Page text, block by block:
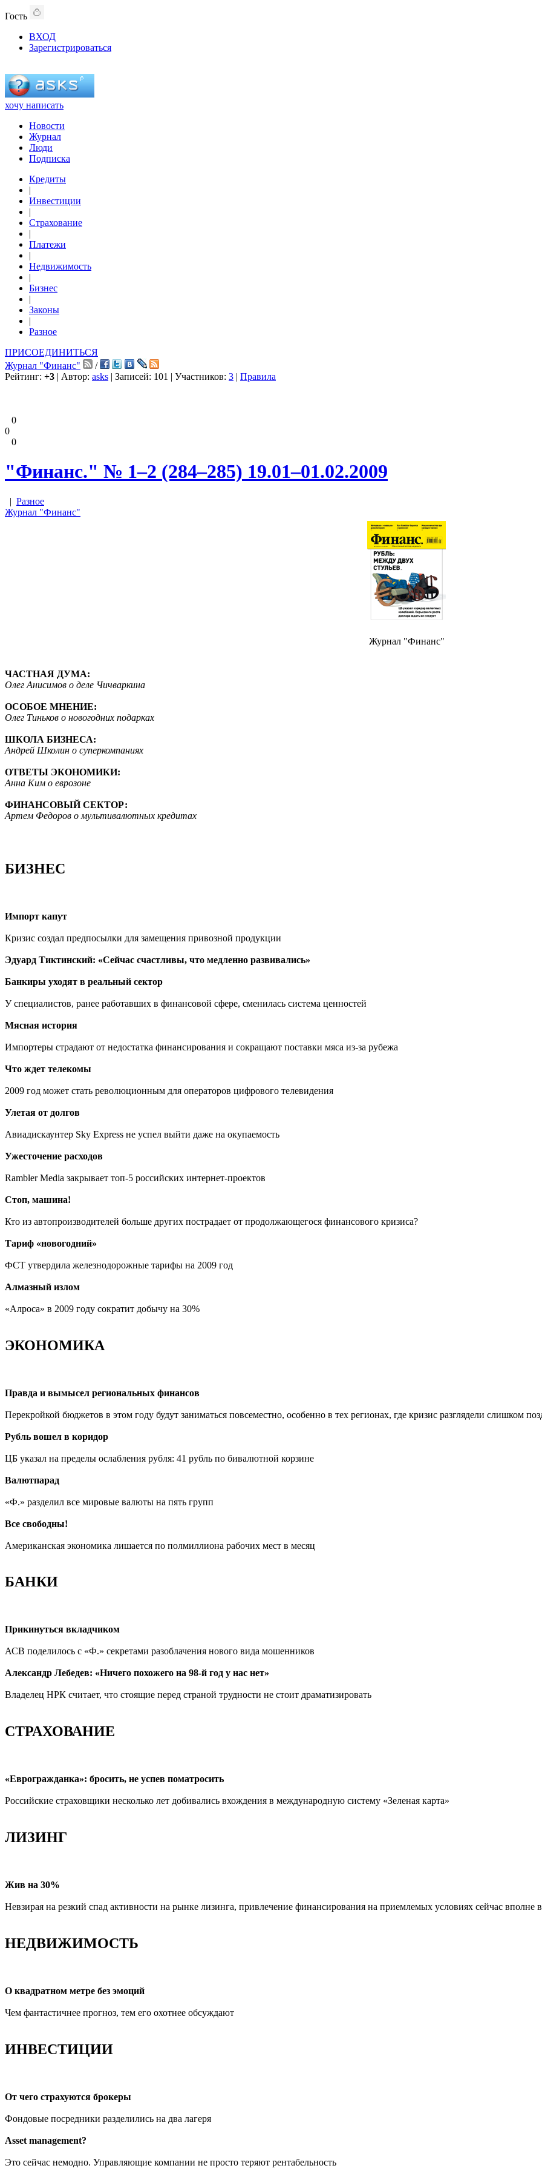
Гость
ВХОД
Зарегистрироваться
хочу написать
Новости
Журнал
Люди
Подписка
Кредиты
|
Инвестиции
|
Страхование
|
Платежи
|
Недвижимость
|
Бизнес
|
Законы
|
Разное
ПРИСОЕДИНИТЬСЯ
Журнал "Финанс"
/
Рейтинг: +3 | Автор: asks | Записей: 101 | Участников: 3 | Правила
0
0
0
"Финанс." № 1–2 (284–285) 19.01–01.02.2009
| Разное
Журнал "Финанс"
Журнал "Финанс"
ЧАСТНАЯ ДУМА:
Олег Анисимов о деле Чичваркина
ОСОБОЕ МНЕНИЕ:
Олег Тиньков о новогодних подарках
ШКОЛА БИЗНЕСА:
Андрей Школин о суперкомпаниях
ОТВЕТЫ ЭКОНОМИКИ:
Анна Ким о еврозоне
ФИНАНСОВЫЙ СЕКТОР:
Артем Федоров о мультивалютных кредитах
БИЗНЕС
Импорт капут
Кризис создал предпосылки для замещения привозной продукции
Эдуард Тиктинский: «Сейчас счастливы, что медленно развивались»
Банкиры уходят в реальный сектор
У специалистов, ранее работавших в финансовой сфере, сменилась система ценностей
Мясная история
Импортеры страдают от недостатка финансирования и сокращают поставки мяса из-за рубежа
Что ждет телекомы
2009 год может стать революционным для операторов цифрового телевидения
Улетая от долгов
Авиадискаунтер Sky Express не успел выйти даже на окупаемость
Ужесточение расходов
Rambler Media закрывает топ-5 российских интернет-проектов
Стоп, машина!
Кто из автопроизводителей больше других пострадает от продолжающегося финансового кризиса?
Тариф «новогодний»
ФСТ утвердила железнодорожные тарифы на 2009 год
Алмазный излом
«Алроса» в 2009 году сократит добычу на 30%
ЭКОНОМИКА
Правда и вымысел региональных финансов
Перекройкой бюджетов в этом году будут заниматься повсеместно, особенно в тех регионах, где кризис разглядели слишком
Рубль вошел в коридор
ЦБ указал на пределы ослабления рубля: 41 рубль по бивалютной корзине
Валютпарад
«Ф.» разделил все мировые валюты на пять групп
Все свободны!
Американская экономика лишается по полмиллиона рабочих мест в месяц
БАНКИ
Прикинуться вкладчиком
АСВ поделилось с «Ф.» секретами разоблачения нового вида мошенников
Александр Лебедев: «Ничего похожего на 98-й год у нас нет»
Владелец НРК считает, что стоящие перед страной трудности не стоит драматизировать
СТРАХОВАНИЕ
«Еврогражданка»: бросить, не успев поматросить
Российские страховщики несколько лет добивались вхождения в международную систему «Зеленая карта»
ЛИЗИНГ
Жив на 30%
Невзирая на резкий спад активности на рынке лизинга, привлечение финансирования на приемлемых условиях сейчас вполне
НЕДВИЖИМОСТЬ
О квадратном метре без эмоций
Чем фантастичнее прогноз, тем его охотнее обсуждают
ИНВЕСТИЦИИ
От чего страхуются брокеры
Фондовые посредники разделились на два лагеря
Asset management?
Это сейчас немодно. Управляющие компании не просто теряют рентабельность